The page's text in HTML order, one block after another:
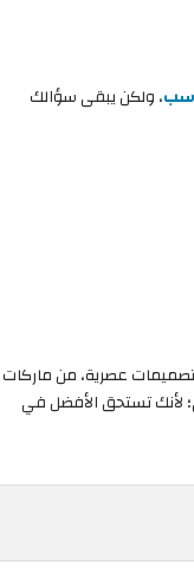
، ولكن يبقى سؤالك
عصرية، من ماركات
لأنك تستحق الأفضل في